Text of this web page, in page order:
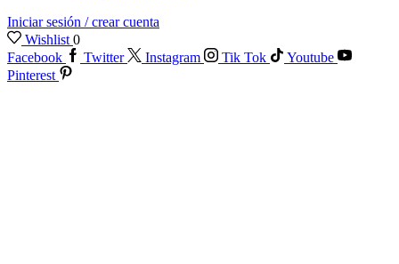
Iniciar sesión / crear cuenta
Wishlist 0
Facebook
Twitter Instagram Tik Tok
Youtube
Pinterest